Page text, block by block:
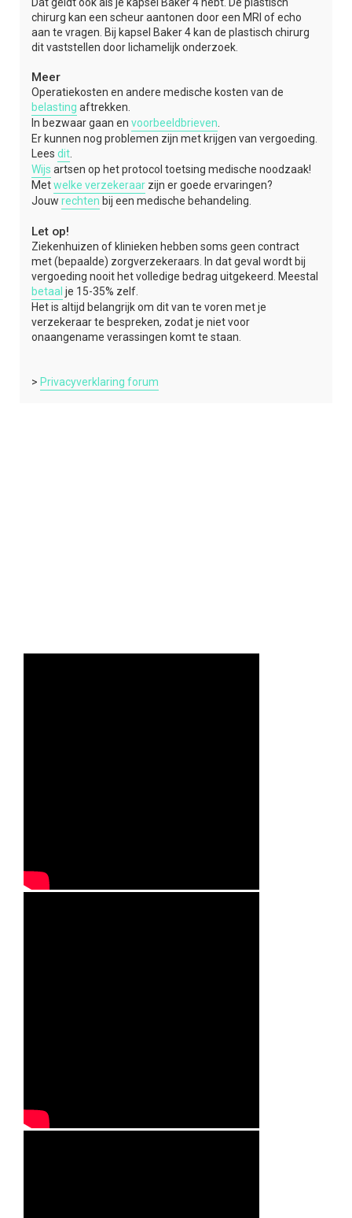
chirurg kan een scheur aantonen door een MRI of echo
aan te vragen. Bij kapsel Baker 4 kan de plastisch chirurg
dit vaststellen door lichamelijk onderzoek.
Meer
Operatiekosten en andere medische kosten van de
belasting aftrekken.
In bezwaar gaan en voorbeeldbrieven
Er kunnen nog problemen zijn met krijgen van vergoeding.
Lees dit
Wijs artsen op het protocol toetsing medische noodzaak!
Metwelke verzekeraar zijn er goede ervaringen?
Jouw rechten bij een medische behandeling.
Let op!
Ziekenhuizen of klinieken hebben soms geen contract
met (bepaalde) zorgverzekeraars. In dat geval wordt bij
vergoeding nooit het volledige bedrag uitgekeerd. Meestal
betaal je 15-35% zelf.
Het is altijd belangrijk om dit van te voren met je
verzekeraar te bespreken, zodat je niet voor
onaangename verassingen komt te staan.
> Privacyverklaring forum